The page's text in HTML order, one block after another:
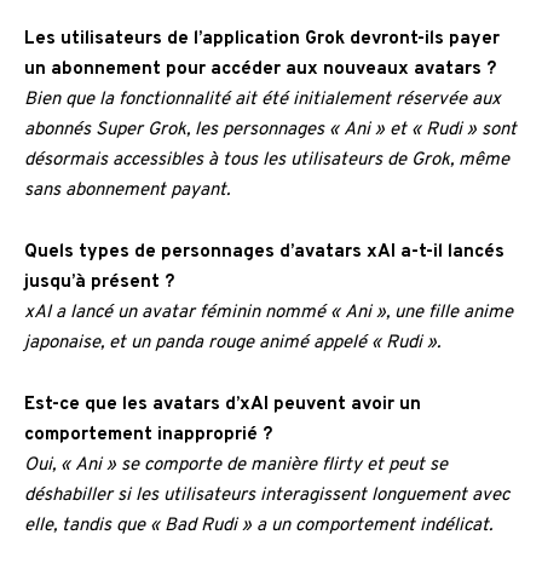
Les utilisateurs de l’application Grok devront-ils payer
un abonnement pour accéder aux nouveaux avatars ?
Bien que la fonctionnalité ait été initialement réservée aux
abonnés Super Grok, les personnages « Ani » et « Rudi » sont
désormais accessibles à tous les utilisateurs de Grok, même
sans abonnement payant.
Quels types de personnages d’avatars xAI a-t-il lancés
jusqu’à présent ?
xAI a lancé un avatar féminin nommé « Ani », une fille anime
japonaise, et un panda rouge animé appelé « Rudi ».
Est-ce que les avatars d’xAI peuvent avoir un
comportement inapproprié ?
Oui, « Ani » se comporte de manière flirty et peut se
déshabiller si les utilisateurs interagissent longuement avec
elle, tandis que « Bad Rudi » a un comportement indélicat.